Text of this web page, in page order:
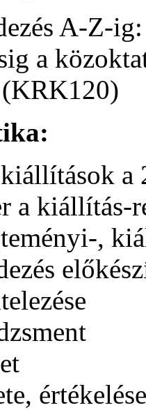
a
a kiállítás-
,
értékelése